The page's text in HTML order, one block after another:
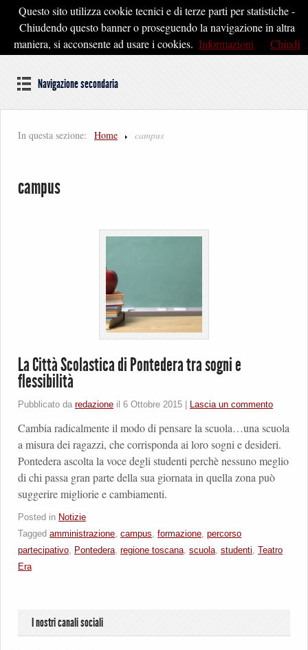
Pontedera2020
Dal cuore della Toscana un'idea di Futuro
Navigazione secondaria
In questa sezione: Home campus
campus
La Città Scolastica di Pontedera tra sogni e
flessibilità
Pubblicato da redazione il 6 Ottobre 2015 Lascia un commento
Cambia radicalmente il modo di pensare la scuola…una scuola
a misura dei ragazzi, che corrisponda ai loro sogni e desideri.
Pontedera ascolta la voce degli studenti perchè nessuno meglio
di chi passa gran parte della sua giornata in quella zona può
suggerire migliorie e cambiamenti.
Posted in Notizie
Tagged amministrazione, campus, formazione, percorso
partecipativo, Pontedera, regione toscana, scuola, studenti, Teatro
Era
I nostri canali sociali
Questo sito utilizza cookie tecnici e di terze parti per statistiche -
Chiudendo questo banner o proseguendo la navigazione in altra
maniera, si acconsente ad usare i cookies. Informazioni Chiudi